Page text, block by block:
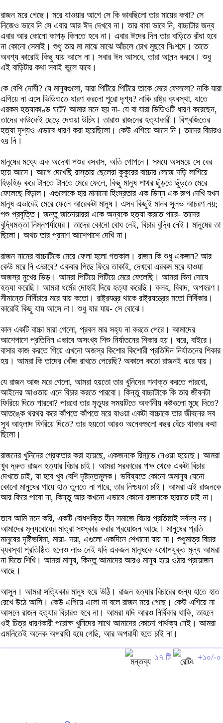
রাজন মরে গেছে। মরে যাওয়ার আগে সে কি ভাবছিলো তার মায়ের কথা? সে
নিজেও ভাবে নি সে এবার আর ঈদ দেখবে না। তার বাবা ভাবে নি, বাচ্চাটার জন্য
এবার আর কোনো কাপড় কিনতে হবে না। এবার ঈদের দিন তার বাড়িতে রাঁধা হবে
না কোনো সেমাই। শুধু তার মা মাঝে মাঝে আঁচলে চোখ মুছবে নিঃশব্দে। তাতে
অবশ্য কারোই কিছু যায় আসে না। সবার ঈদ আসবে, তারা আনন্দ করবে। শুধু
এই বাড়িটার কথা সবাই ভুলে যাবে।
কে বেশি দোষী? যে মানুষগুলো, যারা পিটিয়ে পিটিয়ে তাকে মেরে ফেললো? নাকি যারা
এগিয়ে না এসে ভিডিওতে ধারণ করলো পুরো দৃশ্য? নাকি রাষ্ট্র ব্যবস্থা, যাতে
এরকম হত্যাকাণ্ড ঘটে? আমার মনে হয় না- যে বা যারা ভিডিওটি ধারণ করেছেন,
তাদের কাউকেই ছেড়ে দেওয়া উচিৎ। তারাও রাজনের হত্যাকারী। বিশ্বজিতের
হত্যা দৃশ্যও এভাবে ধারণ করা হয়েছিলো। কেউ এগিয়ে আসে নি। তাদের বিচারও
হয় নি।
মানুষের মধ্যে এক অদেখা পশুর বসবাস, অতি গোপনে। সময়ে অসময়ে সে বের
হয়ে আসে। আগে দেখেছি রাস্তায় ছেলেরা কুকুরের বাচ্চার লেজে দড়ি লাগিয়ে
হিড়হিড় করে টানতে টানতে মেরে ফেলে, কিছু মানুষ পাথর ছুঁড়তে ছুঁড়তে মেরে
ফেলেছে বিড়াল। এগুলোকে হার মানানো হিংস্রতার এক ভিন্ন এক রুপ দেখি যখন
মানুষ এভাবেই মেরে ফেলে আরেকটা মানুষ। এসব কিছুই মানব সুলভ আচরণ নয়;
পশু প্রবৃত্তি। জন্তু জানোয়াররা একে অন্যকে হত্যা করতে পারে- তাদের
বুদ্ধিমত্তা নিম্নপর্যায়ের। তাদের কোনো বোধ নেই, বিচার বুদ্ধি নেই। মানুষের তা
ছিলো। অথচ তার প্রমাণ আশেপাশে দেখি না।
রাজন নামের বাচ্চাটিকে মেরে ফেলা হলো গতকাল। রাজন কি শুধু একজন? আর
কেউ মরে নি এভাবে? একবার পিছে ফিরে তাকাই, দেখবো এরকম মরে যাওয়া
অজস্র মুখের ভিড়। আমরা পিটিয়ে পিটিয়ে মেরে ফেলেছি। আমরা বিনা দোষে
হত্যা করেছি। আমরা ধর্মের দোহাই দিয়ে হত্যা করেছি। কলহ, বিবাদ, অপহরণ।
সীমান্তে নির্বিচারে মরে যায় কতো। রাষ্ট্রযন্ত্র থাকে রাষ্ট্রযন্ত্রের মতো নির্বিকার।
কারোই কিছু যায় আসে না। শুধু যার যায়- সে বোঝে।
কাল একটি বাচ্চা মারা গেলো, প্রবল মার সহ্য না করতে পেরে। আমাদের
আশেপাশে প্রতিদিন এভাবে অসংখ্য শিশু নির্যাতনের শিকার হয়। ঘরে, বাইরে।
বাসার কাজ করতে গিয়ে এখনো অজস্র কিশোর কিশোরী প্রতিদিন নির্যাতনের শিকার
হয়। আমরা কি তাদের খোঁজ রাখতে পেরেছি? অকালে কতো রাজনই ঝরে যায়।
যে রাজন আজ মরে গেলো, আমরা হয়তো তার খুনিদের শনাক্ত করতে পারবো,
আইনের আওতায় এনে বিচার করতে পারবো। কিন্তু বাচ্চাটাকে কি তার জীবনটা
ফিরিয়ে দিতে পারবো? পারবো তার মৃত্যুর সময়টিতে অবর্ণনীয় কষ্টগুলো মুছে দিতে?
আতঙ্কে থরথর করে কাঁপতে কাঁপতে মরে যাওয়া একটা বাচ্চাকে তার জীবনের সব
সুখ আহ্লাদ ফিরিয়ে দিতে? তার হয়তো আরও অনেকগুলো বছর বেঁচে থাকার কথা
ছিলো।
রাজনের খুনিদের গ্রেফতার করা হয়েছে, একজনকে রিমান্ডে নেওয়া হয়েছে। আমরা
খুব দ্রুত রাজন হত্যার বিচার চাই। আমরা সরকারের পক্ষ থেকে একটা বিচার
দেখতে চাই, যা হবে খুব বেশি দৃষ্টান্তমূলক। ভবিষ্যতে কোনো অমানুষ যেনো
কোনো মানুষের গায়ে হাত তুলতে না পারে, তার নিশ্চয়তা চাই। আমরা এই রাজনকে
আর ফিরে পাবো না, কিন্তু আর কখনো এভাবে কোনো রাজনকে হারাতে চাই না।
তবে আমি মনে করি, একটি বোধশক্তি হীন সমাজে বিচার প্রতিষ্ঠাই সর্বস্ব নয়।
আমাদের মূল্যবোধের মাত্রা সংস্কার করার প্রয়োজন আছে। মানুষের প্রতি
মানুষের দৃষ্টিভঙ্গিমা, মায়া- দয়া, এগুলো একদিনে শেখানো যায় না। শুধুমাত্র বিচার
ব্যবস্থা প্রতিষ্ঠিত হলেও লাভ নেই যদি একজন মানুষকে যথোপযুক্ত মূল্য আমরা
না দিতে শিখি। আমরা মানুষ, কিন্তু আমাদের আরও মানুষ হয়ে ওঠার প্রয়োজন
আছে।
আসুন। আমরা সত্যিকার মানুষ হয়ে উঠি। রাজন হত্যার বিচারের জন্য হাতে হাত
রেখে উঠে আসি। কেউ এগিয়ে এলো না বলে রাজন মরে গেছে। কেউ এগিয়ে না
আসলে রাজন হত্যার বিচারও হবে না। আমরা যদি আরও নির্বিকার থাকি, তাহলে
ওই চিত্র ধারণকারী পরোক্ষ খুনিদের সাথে আমাদের কোনো পার্থক্য নেই। আমরা
এমনিতেই অনেক অপরাধী হয়ে গেছি, আর অপরাধী হতে চাই না।
১৭ টি +১০/-০